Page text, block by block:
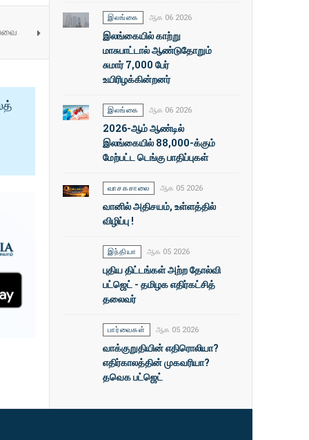
இலங்கை ஆக 06 2026
இலங்கையில் காற்று
மாசுபாட்டால் ஆண்டுதோறும்
சுமார் 7,000 பேர்
உயிரிழக்கின்றனர்
இலங்கை ஆக 06 2026
2026-ஆம் ஆண்டில்
இலங்கையில் 88,000-க்கும்
மேற்பட்ட டெங்கு பாதிப்புகள்
வாசகசாலை ஆக 05 2026
வானில் அதிசயம், உள்ளத்தில்
விழிப்பு !
இந்தியா ஆக 05 2026
புதிய திட்டங்கள் அற்ற தோல்வி
பட்ஜெட் - தமிழக எதிர்கட்சித்
தலைவர்
பார்வைகள் ஆக 05 2026
வாக்குறுதியின் எதிரொலியா?
எதிர்காலத்தின் முகவரியா?
தவெக பட்ஜெட்